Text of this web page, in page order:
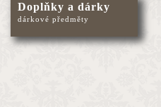
Doplňky a dárky
dárkové předměty